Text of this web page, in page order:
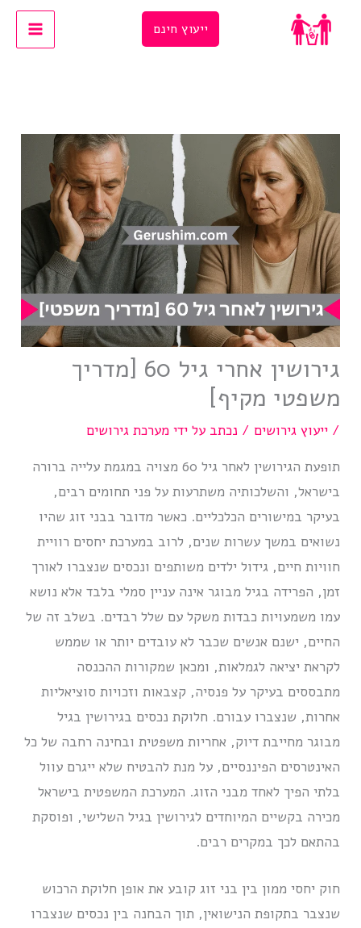
ייעוץ חינם
גירושין אחרי גיל 60 [מדריך
משפטי מקיף]
/ייעוץ גירושים / נכתב על ידימערכת גירושים
תופעת הגירושין לאחר גיל 60 מצויה במגמת עלייה ברורה
בישראל, והשלכותיה משתרעות על פני תחומים רבים,
בעיקר במישורים הכלכליים. כאשר מדובר בבני זוג שהיו
נשואים במשך עשרות שנים, לרוב במערכת יחסים רוויית
חוויות חיים, גידול ילדים משותפים ונכסים שנצברו לאורך
זמן, הפרידה בגיל מבוגר אינה עניין סמלי בלבד אלא נושא
עמו משמעויות כבדות משקל עם שלל רבדים. בשלב זה של
החיים, ישנם אנשים שכבר לא עובדים יותר או שממש
לקראת יציאה לגמלאות, ומכאן שמקורות ההכנסה
מתבססים בעיקר על פנסיה, קצבאות וזכויות סוציאליות
אחרות, שנצברו עבורם. חלוקת נכסים בגירושין בגיל
מבוגר מחייבת דיוק, אחריות משפטית ובחינה רחבה של כל
האינטרסים הפיננסיים, על מנת להבטיח שלא ייגרם עוול
בלתי הפיך לאחד מבני הזוג. המערכת המשפטית בישראל
מכירה בקשיים המיוחדים לגירושין בגיל השלישי, ופוסקת
בהתאם לכך במקרים רבים.
חוק יחסי ממון בין בני זוג קובע את אופן חלוקת הרכוש
שנצבר בתקופת הנישואין, תוך הבחנה בין נכסים שנצברו